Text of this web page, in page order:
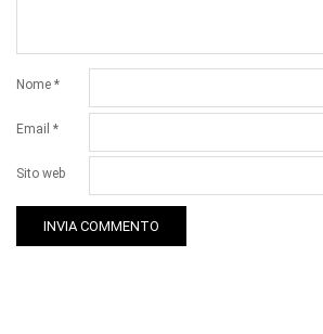
Nome *
Email *
Sito web